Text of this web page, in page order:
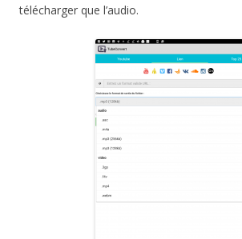
télécharger que l’audio.